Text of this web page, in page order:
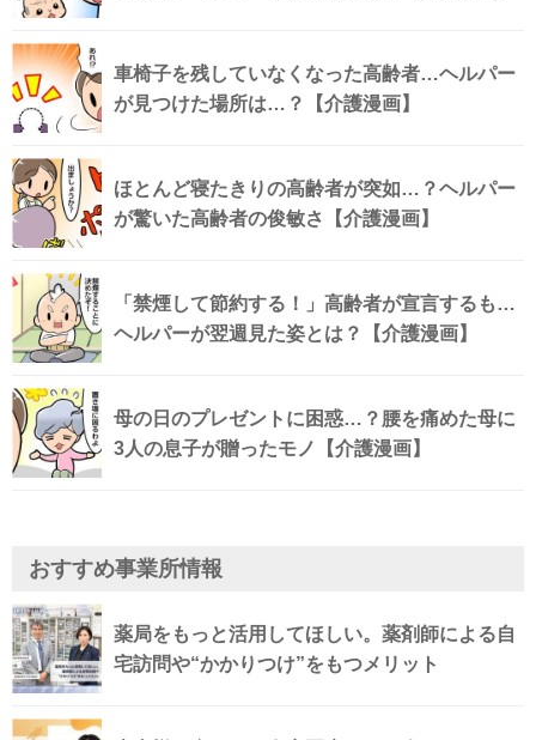
車椅子を残していなくなった高齢者…ヘルパー
が見つけた場所は…？【介護漫画】
ほとんど寝たきりの高齢者が突如…？ヘルパー
が驚いた高齢者の俊敏さ【介護漫画】
「禁煙して節約する！」高齢者が宣言するも…
ヘルパーが翌週見た姿とは？【介護漫画】
母の日のプレゼントに困惑…？腰を痛めた母に
3人の息子が贈ったモノ【介護漫画】
おすすめ事業所情報
薬局をもっと活用してほしい。薬剤師による自
宅訪問や“かかりつけ”をもつメリット